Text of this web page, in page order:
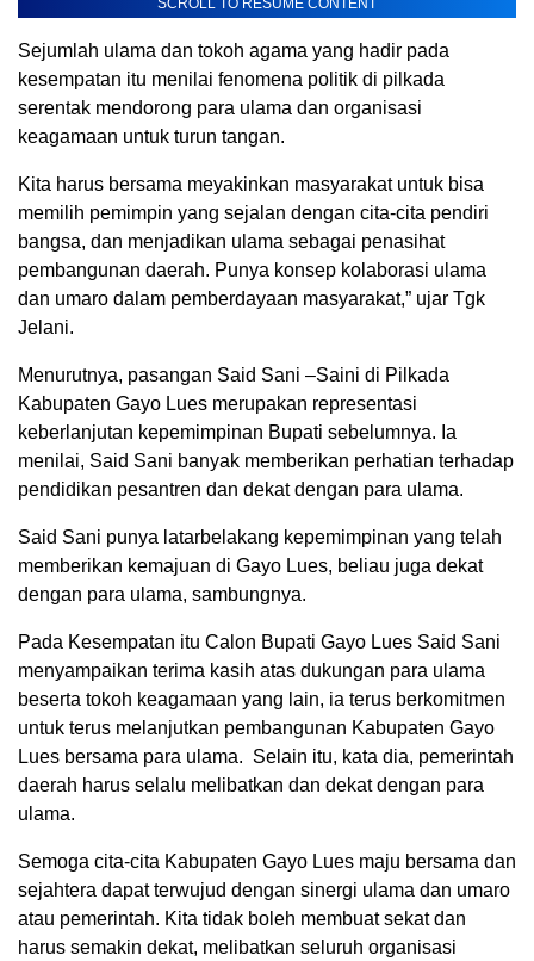
Sejumlah ulama dan tokoh agama yang hadir pada
kesempatan itu menilai fenomena politik di pilkada
serentak mendorong para ulama dan organisasi
keagamaan untuk turun tangan.
Kita harus bersama meyakinkan masyarakat untuk bisa
memilih pemimpin yang sejalan dengan cita-cita pendiri
bangsa, dan menjadikan ulama sebagai penasihat
pembangunan daerah. Punya konsep kolaborasi ulama
dan umaro dalam pemberdayaan masyarakat,” ujar Tgk
Jelani.
Menurutnya, pasangan Said Sani –Saini di Pilkada
Kabupaten Gayo Lues merupakan representasi
keberlanjutan kepemimpinan Bupati sebelumnya. Ia
menilai, Said Sani banyak memberikan perhatian terhadap
pendidikan pesantren dan dekat dengan para ulama.
Said Sani punya latarbelakang kepemimpinan yang telah
memberikan kemajuan di Gayo Lues, beliau juga dekat
dengan para ulama, sambungnya.
Pada Kesempatan itu Calon Bupati Gayo Lues Said Sani
menyampaikan terima kasih atas dukungan para ulama
beserta tokoh keagamaan yang lain, ia terus berkomitmen
untuk terus melanjutkan pembangunan Kabupaten Gayo
Lues bersama para ulama. Selain itu, kata dia, pemerintah
daerah harus selalu melibatkan dan dekat dengan para
ulama.
Semoga cita-cita Kabupaten Gayo Lues maju bersama dan
sejahtera dapat terwujud dengan sinergi ulama dan umaro
atau pemerintah. Kita tidak boleh membuat sekat dan
harus semakin dekat, melibatkan seluruh organisasi